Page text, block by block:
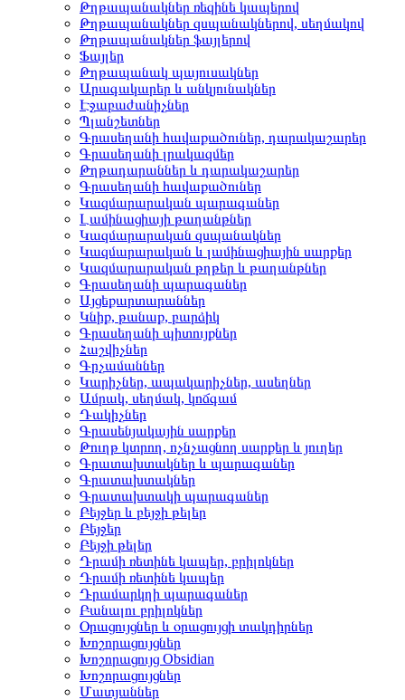
Թղթապանակներ ռեզինե կապերով
Թղթապանակներ զսպանակներով, սեղմակով
Թղթապանակներ ֆայլերով
Ֆայլեր
Թղթապանակ պայուսակներ
Արագակարեր և անկյունակներ
Էջաբաժանիչներ
Պլանշետներ
Գրասեղանի հավաքածուներ, դարակաշարեր
Գրասեղանի լրակազմեր
Թղթադարաններ և դարակաշարեր
Գրասեղանի հավաքածուներ
Կազմարարական պարագաներ
Լամինացիայի թաղանթներ
Կազմարարական զսպանակներ
Կազմարարական և լամինացիային սարքեր
Կազմարարական թղթեր և թաղանթներ
Գրասեղանի պարագաներ
Այցեքարտարաններ
Կնիք, թանաք, բարձիկ
Գրասեղանի պիտույքներ
Հաշվիչներ
Գրչամաններ
Կարիչներ, ապակարիչներ, ասեղներ
Ամրակ, սեղմակ, կոճգամ
Դակիչներ
Գրասենյակային սարքեր
Թուղթ կտրող, ոչնչացնող սարքեր և յուղեր
Գրատախտակներ և պարագաներ
Գրատախտակներ
Գրատախտակի պարագաներ
Բեյջեր և բեյջի թելեր
Բեյջեր
Բեյջի թելեր
Դրամի ռետինե կապեր, բրիլոկներ
Դրամի ռետինե կապեր
Դրամարկղի պարագաներ
Բանալու բրիլոկներ
Օրացույցներ և օրացույցի տակդիրներ
Խոշորացույցներ
Խոշորացույց Obsidian
Խոշորացույցներ
Մատյաններ